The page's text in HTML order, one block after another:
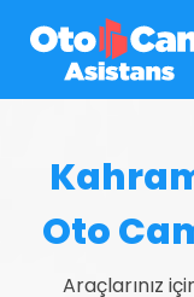
Oto
Araçlarınız